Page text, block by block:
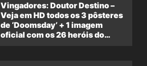
Vingadores: Doutor Destino –
Veja em HD todos os 3 pôsteres
de ‘Doomsday’ + 1 imagem
oficial com os 26 heróis do